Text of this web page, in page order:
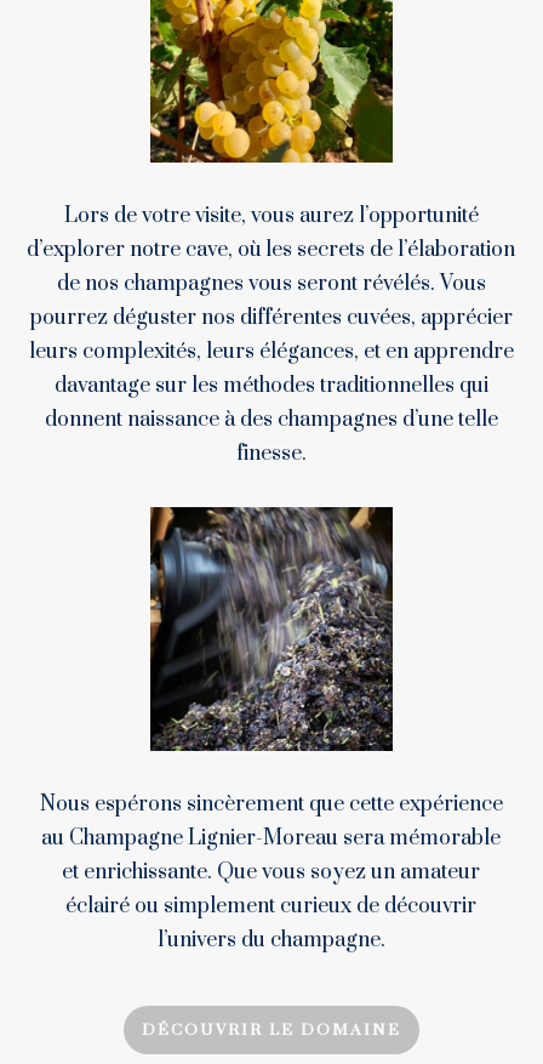
Lors de votre visite, vous aurez l’opportunité
d’explorer notre cave, où les secrets de l’élaboration
de nos champagnes vous seront révélés. Vous
pourrez déguster nos différentes cuvées, apprécier
leurs complexités, leurs élégances, et en apprendre
davantage sur les méthodes traditionnelles qui
donnent naissance à des champagnes d’une telle
finesse.
Nous espérons sincèrement que cette expérience
au Champagne Lignier-Moreau sera mémorable
et enrichissante. Que vous soyez un amateur
éclairé ou simplement curieux de découvrir
l’univers du champagne.
DÉCOUVRIR LE DOMAINE